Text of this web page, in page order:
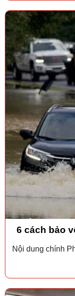
6 cách bảo
Nội dung chính